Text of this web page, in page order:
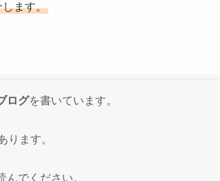
します。
ログを書いています。
ります。
んでください。